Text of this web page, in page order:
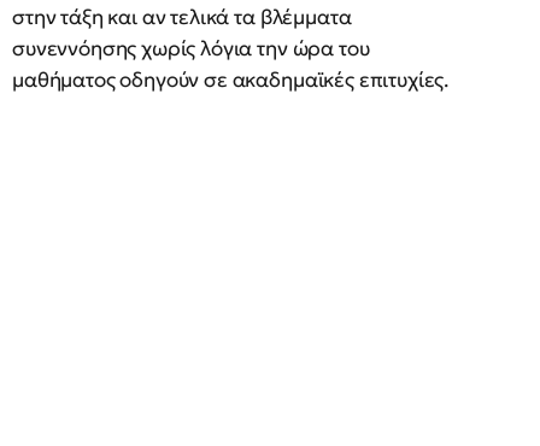
στην τάξη και αν τελικά τα βλέμματα
συνεννόησης χωρίς λόγια την ώρα του
μαθήματος οδηγούν σε ακαδημαϊκές επιτυχίες.